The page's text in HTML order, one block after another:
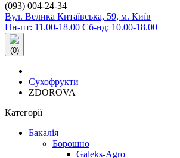
(093) 004-24-34
Вул. Велика Китаївська, 59, м. Київ
Пн-пт: 11.00-18.00 Сб-нд: 10.00-18.00
(0)
Сухофрукти
ZDOROVA
Категорії
Бакалія
Борошно
Galeks-Agro